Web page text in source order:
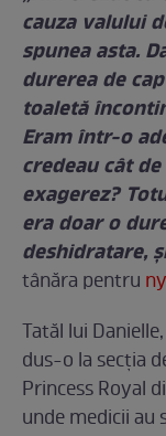
cauza valului
spunea asta.
durerea de
toaletă
Eram într-o
credeau cât
exagerez?
era doar o
deshidratare,
tânăra pentru
Tatăl lui
dus-o la secția
Princess Royal
unde medicii au